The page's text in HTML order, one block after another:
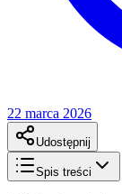
22 marca 2026
Udostępnij
Spis treści